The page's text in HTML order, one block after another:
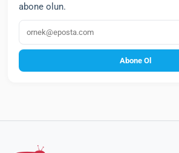
abone olun.
E‑posta
Abone Ol